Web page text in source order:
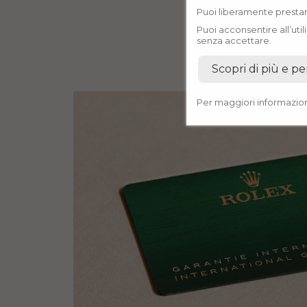
Puoi liberamente
Puoi acconsentire
senza accettare.
Scopri di più e
Per maggiori